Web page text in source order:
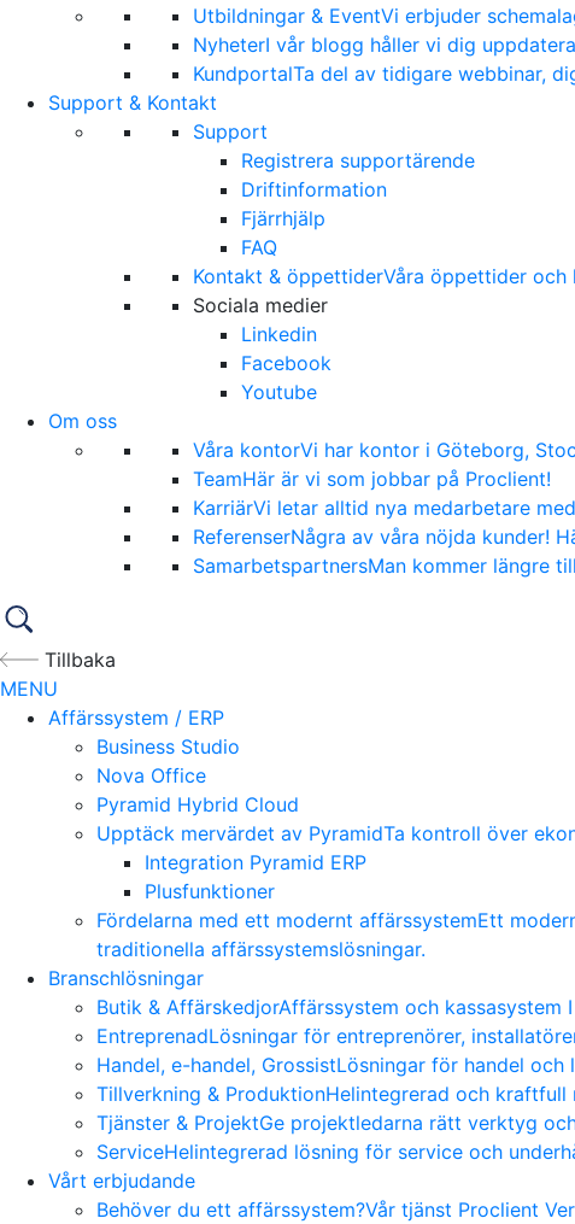
Utbildningar & EventVi erbjuder
NyheterI vår blogg håller vi dig
KundportalTa del av tidigare webbinar,
Support & Kontakt
Support
Registrera supportärende
Driftinformation
Fjärrhjälp
FAQ
Kontakt & öppettiderVåra öppettider
Sociala medier
Linkedin
Facebook
Youtube
Om oss
Våra kontorVi har kontor i Göteborg,
TeamHär är vi som jobbar på Proclient!
KarriärVi letar alltid nya medarbetare
ReferenserNågra av våra nöjda kunder!
SamarbetspartnersMan kommer längre
Tillbaka
MENU
Affärssystem / ERP
Business Studio
Nova Office
Pyramid Hybrid Cloud
Upptäck mervärdet av PyramidTa kontroll över
Integration Pyramid ERP
Plusfunktioner
Fördelarna med ett modernt affärssystemEtt
traditionella affärssystemslösningar.
Branschlösningar
Butik & AffärskedjorAffärssystem och kassasystem
EntreprenadLösningar för entreprenörer,
Handel, e-handel, GrossistLösningar för handel och
Tillverkning & ProduktionHelintegrerad och kraftfull
Tjänster & ProjektGe projektledarna rätt verktyg
ServiceHelintegrerad lösning för service och
Vårt erbjudande
Behöver du ett affärssystem?Vår tjänst Proclient